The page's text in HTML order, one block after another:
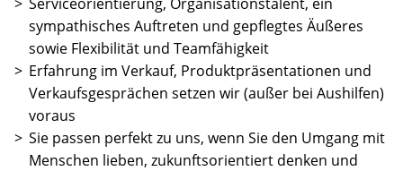
sympathisches Auftreten und gepflegtes Äußeres
sowie Flexibilität und Teamfähigkeit
Erfahrung im Verkauf, Produktpräsentationen und
Verkaufsgesprächen setzen wir (außer bei Aushilfen)
voraus
Sie passen perfekt zu uns, wenn Sie den Umgang mit
Menschen lieben, zukunftsorientiert denken und